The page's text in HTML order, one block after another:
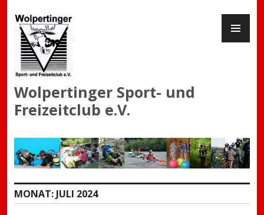
Inhalt
springen
Wolpertinger Sport- und
Freizeitclub e.V.
MONAT: JULI 2024